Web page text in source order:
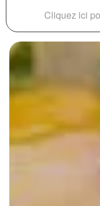
Cliquez ici